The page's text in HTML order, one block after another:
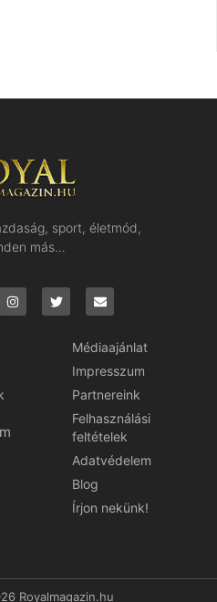
sport, életmód,
más…
Médiaajánlat
Impresszum
Partnereink
Felhasználási
feltételek
Adatvédelem
Blog
Írjon nekünk!
Royalmagazin.hu